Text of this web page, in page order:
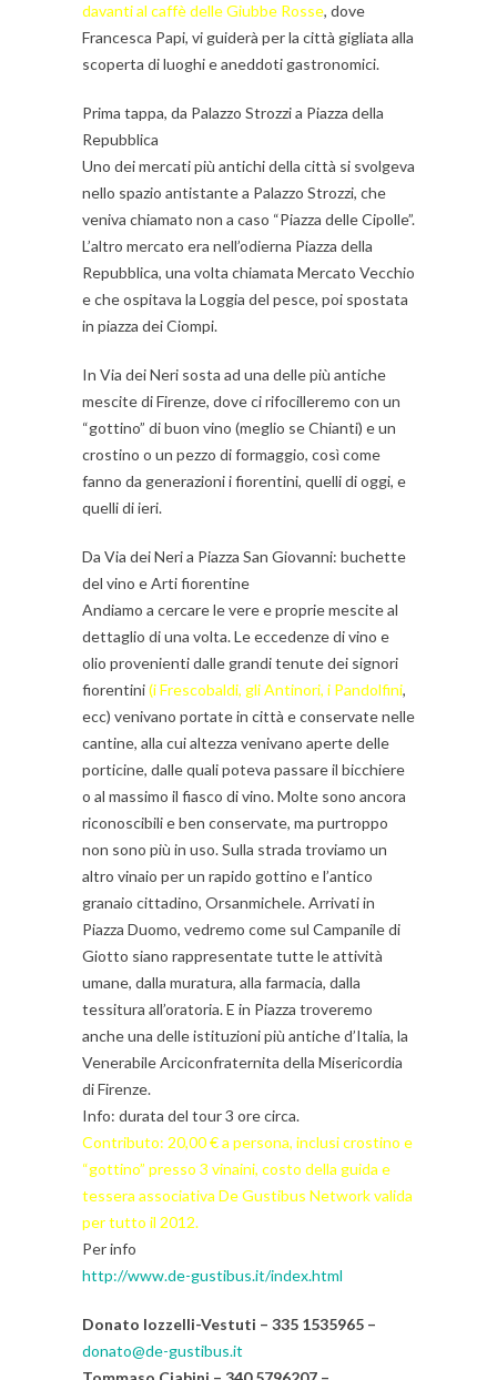
davanti al caffè delle Giubbe Rosse, dove
Francesca Papi, vi guiderà per la città gigliata alla
scoperta di luoghi e aneddoti gastronomici.
Prima tappa, da Palazzo Strozzi a Piazza della
Repubblica
Uno dei mercati più antichi della città si svolgeva
nello spazio antistante a Palazzo Strozzi, che
veniva chiamato non a caso “Piazza delle Cipolle”.
L’altro mercato era nell’odierna Piazza della
Repubblica, una volta chiamata Mercato Vecchio
e che ospitava la Loggia del pesce, poi spostata
in piazza dei Ciompi.
In Via dei Neri sosta ad una delle più antiche
mescite di Firenze, dove ci rifocilleremo con un
“gottino” di buon vino (meglio se Chianti) e un
crostino o un pezzo di formaggio, così come
fanno da generazioni i fiorentini, quelli di oggi, e
quelli di ieri.
Da Via dei Neri a Piazza San Giovanni: buchette
del vino e Arti fiorentine
Andiamo a cercare le vere e proprie mescite al
dettaglio di una volta. Le eccedenze di vino e
olio provenienti dalle grandi tenute dei signori
fiorentini(i Frescobaldi, gli Antinori, i Pandolfini,
ecc) venivano portate in città e conservate nelle
cantine, alla cui altezza venivano aperte delle
porticine, dalle quali poteva passare il bicchiere
o al massimo il fiasco di vino. Molte sono ancora
riconoscibili e ben conservate, ma purtroppo
non sono più in uso. Sulla strada troviamo un
altro vinaio per un rapido gottino e l’antico
granaio cittadino, Orsanmichele. Arrivati in
Piazza Duomo, vedremo come sul Campanile di
Giotto siano rappresentate tutte le attività
umane, dalla muratura, alla farmacia, dalla
tessitura all’oratoria. E in Piazza troveremo
anche una delle istituzioni più antiche d’Italia, la
Venerabile Arciconfraternita della Misericordia
di Firenze.
Info: durata del tour 3 ore circa.
Contributo: 20,00 € a persona, inclusi crostino e
“gottino” presso 3 vinaini, costo della guida e
tessera associativa De Gustibus Network valida
per tutto il 2012.
Per info
http://www.de-gustibus.it/index.html
Donato Iozzelli-Vestuti – 335 1535965 –
donato@de-gustibus.it